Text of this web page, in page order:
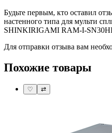
Будьте первым, кто оставил
настенного типа для мульти
SHINKIRIGAMI RAM-I-
Для отправки отзыва вам
Похожие товары
♡ ⇄